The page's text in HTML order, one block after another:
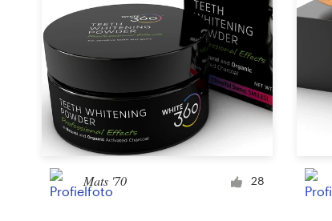
Mats '70 28
ontwerp
Logo-ontwerp
Visitekaartje
Webdesign